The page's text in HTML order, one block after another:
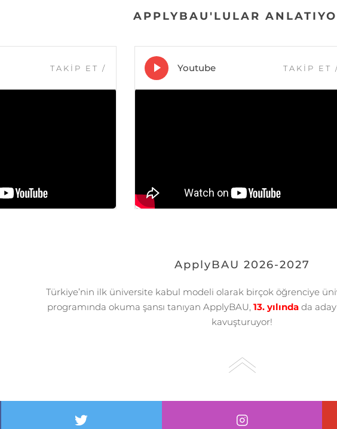
APPLYBAU'LULAR
TAKİP ET / Youtube TAKİP ET
ApplyBAU 2026-2027
Türkiye’nin ilk üniversite kabul modeli olarak birçok öğrenciye
programında okuma şansı tanıyan ApplyBAU, 13. yılındada
kavuşturuyor!